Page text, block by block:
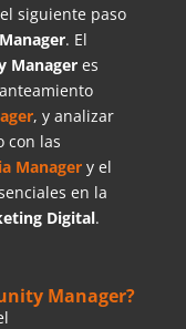
siguiente paso
Manager. El
Manageres
, y analizar
con las
Managery el
en la
Digital.
Manager?